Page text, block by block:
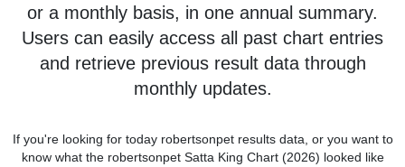
or a monthly basis, in one annual summary.
Users can easily access all past chart entries
and retrieve previous result data through
monthly updates.
If you're looking for today robertsonpet results data, or you want to
know what the robertsonpet Satta King Chart (2026) looked like